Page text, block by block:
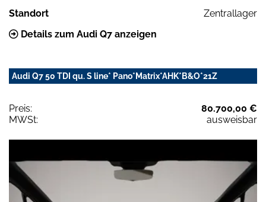
Standort
Zentrallager
Details zum Audi Q7 anzeigen
Audi Q7 50 TDI qu. S line* Pano*Matrix*AHK*B&O*21Z
Preis:
80.700,00 €
MWSt:
ausweisbar